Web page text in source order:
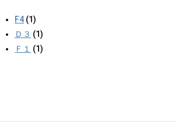
F4 (1)
Ｄ３ (1)
Ｆ１
(1)